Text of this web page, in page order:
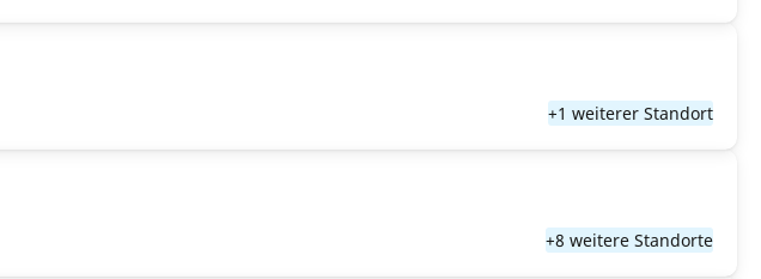
+1 weiterer Standort
+8 weitere Standorte